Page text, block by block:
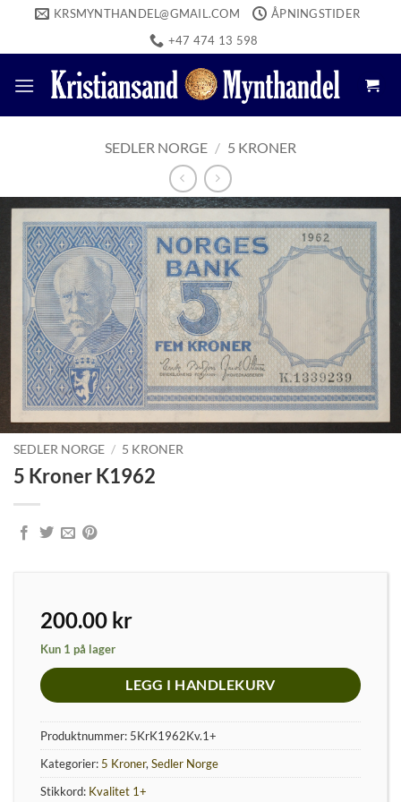
content
KRSMYNTHANDEL@GMAIL.COM
ÅPNINGSTIDER
+47 474 13 598
SEDLER NORGE / 5 KRONER
SEDLER NORGE / 5 KRONER
5 Kroner K1962
200.00 kr
Kun 1 på lager
LEGG I HANDLEKURV
Produktnummer: 5KrK1962Kv.1+
Kategorier: 5 Kroner, Sedler Norge
Stikkord: Kvalitet 1+